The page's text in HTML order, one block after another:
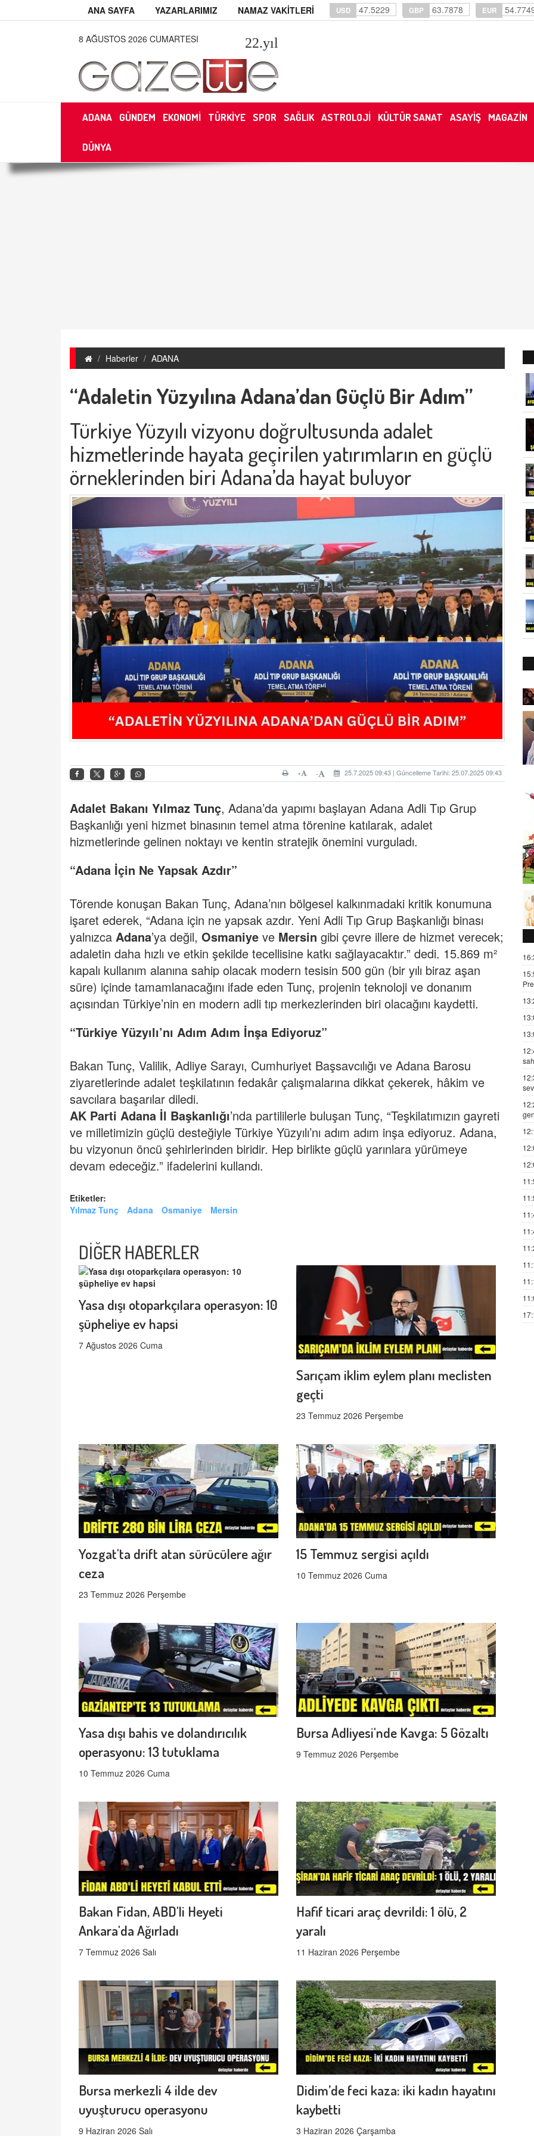
ANA SAYFA YAZARLARIMIZ NAMAZ VAKİTLERİ USD 47.5229 GBP 63.7878 EUR
8 AĞUSTOS 2026 CUMARTESI 22.yıl
ADANA GÜNDEM EKONOMİ TÜRKİYE SPOR SAĞLIK ASTROLOJİ KÜLTÜR SANAT ASAYİŞ MAGAZİN
DÜNYA
Haberler ADANA
“Adaletin Yüzyılına Adana’dan Güçlü Bir Adım”
Türkiye Yüzyılı vizyonu doğrultusunda adalet
hizmetlerinde hayata geçirilen yatırımların en güçlü
örneklerinden biri Adana’da hayat buluyor
25.7.2025 09:43 | Güncelleme Tarihi: 25.07.2025 09:43
-
+
Adalet Bakanı Yılmaz Tunç, Adana’da yapımı başlayan Adana Adli Tıp Grup
Başkanlığı yeni hizmet binasının temel atma törenine katılarak, adalet
hizmetlerinde gelinen noktayı ve kentin stratejik önemini vurguladı.
“Adana İçin Ne Yapsak Azdır”
Törende konuşan Bakan Tunç, Adana’nın bölgesel kalkınmadaki kritik konumuna
işaret ederek, “Adana için ne yapsak azdır. Yeni Adli Tıp Grup Başkanlığı binası
yalnızca Adana’ya değil, Osmaniye ve Mersin gibi çevre illere de hizmet verecek;
adaletin daha hızlı ve etkin şekilde tecellisine katkı sağlayacaktır.” dedi. 15.869 m²
kapalı kullanım alanına sahip olacak modern tesisin 500 gün (bir yılı biraz aşan
süre) içinde tamamlanacağını ifade eden Tunç, projenin teknoloji ve donanım
açısından Türkiye’nin en modern adli tıp merkezlerinden biri olacağını kaydetti.
“Türkiye Yüzyılı’nı Adım Adım İnşa Ediyoruz”
Bakan Tunç, Valilik, Adliye Sarayı, Cumhuriyet Başsavcılığı ve Adana Barosu
ziyaretlerinde adalet teşkilatının fedakâr çalışmalarına dikkat çekerek, hâkim ve
savcılara başarılar diledi.
AK Parti Adana İl Başkanlığı’nda partililerle buluşan Tunç, “Teşkilatımızın gayreti
ve milletimizin güçlü desteğiyle Türkiye Yüzyılı’nı adım adım inşa ediyoruz. Adana,
bu vizyonun öncü şehirlerinden biridir. Hep birlikte güçlü yarınlara yürümeye
devam edeceğiz.” ifadelerini kullandı.
Etiketler:
Yılmaz Tunç
Adana Osmaniye Mersin
DİĞER HABERLER
Yasa dışı otoparkçılara operasyon: 10
şüpheliye ev hapsi
7 Ağustos 2026 Cuma
Sarıçam iklim eylem planı meclisten
geçti
23 Temmuz 2026 Perşembe
Yozgat'ta drift atan sürücülere ağır
ceza
23 Temmuz 2026 Perşembe
15 Temmuz sergisi açıldı
10 Temmuz 2026 Cuma
Yasa dışı bahis ve dolandırıcılık
operasyonu: 13 tutuklama
10 Temmuz 2026 Cuma
Bursa Adliyesi'nde Kavga: 5 Gözaltı
9 Temmuz 2026 Perşembe
Bakan Fidan, ABD'li Heyeti
Ankara'da Ağırladı
7 Temmuz 2026 Salı
Hafif ticari araç devrildi: 1 ölü, 2
yaralı
11 Haziran 2026 Perşembe
Bursa merkezli 4 ilde dev
uyuşturucu operasyonu
9 Haziran 2026 Salı
Didim’de feci kaza: iki kadın hayatını
kaybetti
3 Haziran 2026 Çarşamba